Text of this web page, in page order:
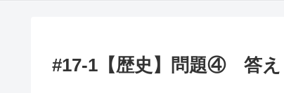
#17-1【歴史】問題④ 答え